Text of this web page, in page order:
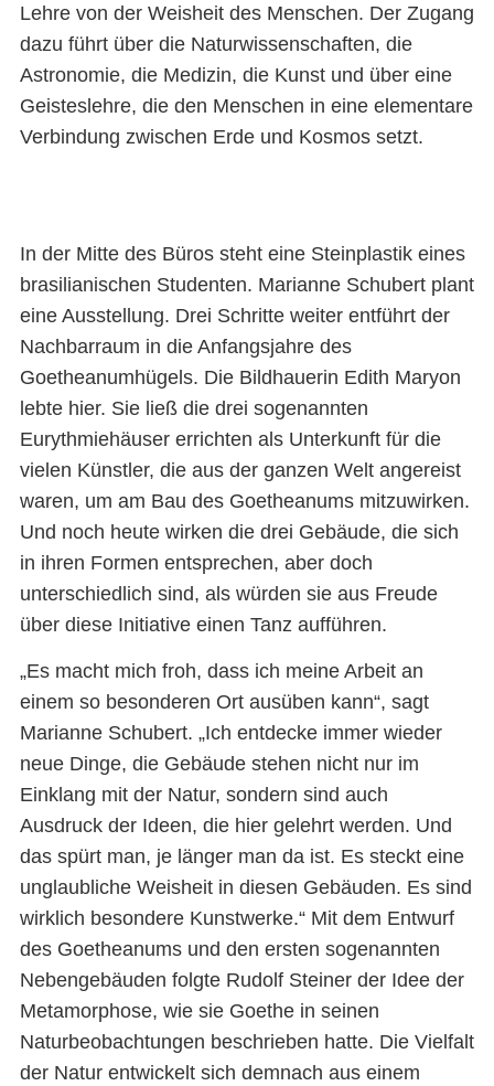
Lehre von der Weisheit des Menschen. Der Zugang
dazu führt über die Naturwissenschaften, die
Astronomie, die Medizin, die Kunst und über eine
Geisteslehre, die den Menschen in eine elementare
Verbindung zwischen Erde und Kosmos setzt.
In der Mitte des Büros steht eine Steinplastik eines
brasilianischen Studenten. Marianne Schubert plant
eine Ausstellung. Drei Schritte weiter entführt der
Nachbarraum in die Anfangsjahre des
Goetheanumhügels. Die Bildhauerin Edith Maryon
lebte hier. Sie ließ die drei sogenannten
Eurythmiehäuser errichten als Unterkunft für die
vielen Künstler, die aus der ganzen Welt angereist
waren, um am Bau des Goetheanums mitzuwirken.
Und noch heute wirken die drei Gebäude, die sich
in ihren Formen entsprechen, aber doch
unterschiedlich sind, als würden sie aus Freude
über diese Initiative einen Tanz aufführen.
„Es macht mich froh, dass ich meine Arbeit an
einem so besonderen Ort ausüben kann“, sagt
Marianne Schubert. „Ich entdecke immer wieder
neue Dinge, die Gebäude stehen nicht nur im
Einklang mit der Natur, sondern sind auch
Ausdruck der Ideen, die hier gelehrt werden. Und
das spürt man, je länger man da ist. Es steckt eine
unglaubliche Weisheit in diesen Gebäuden. Es sind
wirklich besondere Kunstwerke.“ Mit dem Entwurf
des Goetheanums und den ersten sogenannten
Nebengebäuden folgte Rudolf Steiner der Idee der
Metamorphose, wie sie Goethe in seinen
Naturbeobachtungen beschrieben hatte. Die Vielfalt
der Natur entwickelt sich demnach aus einem